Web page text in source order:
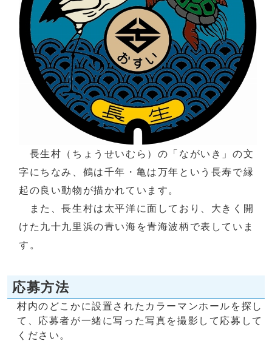
長生村（ちょうせいむら）の「ながいき」の文
字にちなみ、鶴は千年・亀は万年という長寿で縁
起の良い動物が描かれています。
また、長生村は太平洋に面しており、大きく開
けた九十九里浜の青い海を青海波柄で表していま
す。
応募方法
村内のどこかに設置されたカラーマンホールを探し
て、応募者が一緒に写った写真を撮影して応募して
ください。